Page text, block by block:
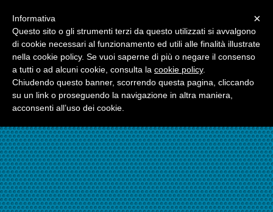
☎324.7403485
×
Informativa
Questo sito o gli strumenti terzi da questo utilizzati si avvalgono
di cookie necessari al funzionamento ed utili alle finalità illustrate
nella cookie policy. Se vuoi saperne di più o negare il consenso
a tutti o ad alcuni cookie, consulta la cookie policy.
Chiudendo questo banner, scorrendo questa pagina, cliccando
su un link o proseguendo la navigazione in altra maniera,
acconsenti all’uso dei cookie.